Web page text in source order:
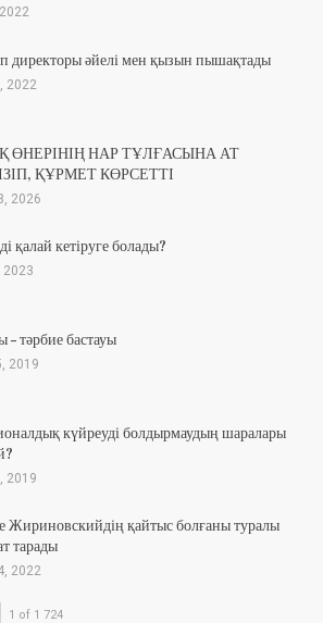
директоры әйелі мен қызын пышақтады
2022
ӨНЕРІНІҢ НАР ТҰЛҒАСЫНА АТ
ҚҰРМЕТ КӨРСЕТТІ
2026
қалай кетіруге болады?
2023
– тәрбие бастауы
2019
күйреуді болдырмаудың шаралары
2019
Жириновскийдің қайтыс болғаны туралы
тарады
2022
1 of 1 724